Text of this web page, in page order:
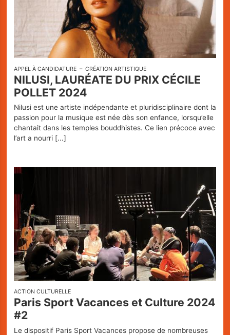
APPEL À CANDIDATURE CRÉATION ARTISTIQUE
NILUSI, LAURÉATE DU PRIX CÉCILE
POLLET 2024
Nilusi est une artiste indépendante et pluridisciplinaire dont la
passion pour la musique est née dès son enfance, lorsqu’elle
chantait dans les temples bouddhistes. Ce lien précoce avec
l’art a nourri [...]
ACTION CULTURELLE
Paris Sport Vacances et Culture 2024
#2
Le dispositif Paris Sport Vacances propose de nombreuses